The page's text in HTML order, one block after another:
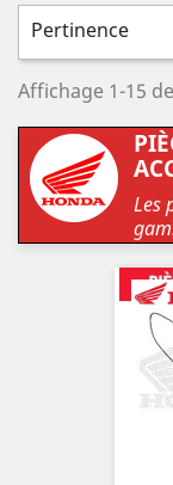
Pertinence
Affichage 1-15
Les